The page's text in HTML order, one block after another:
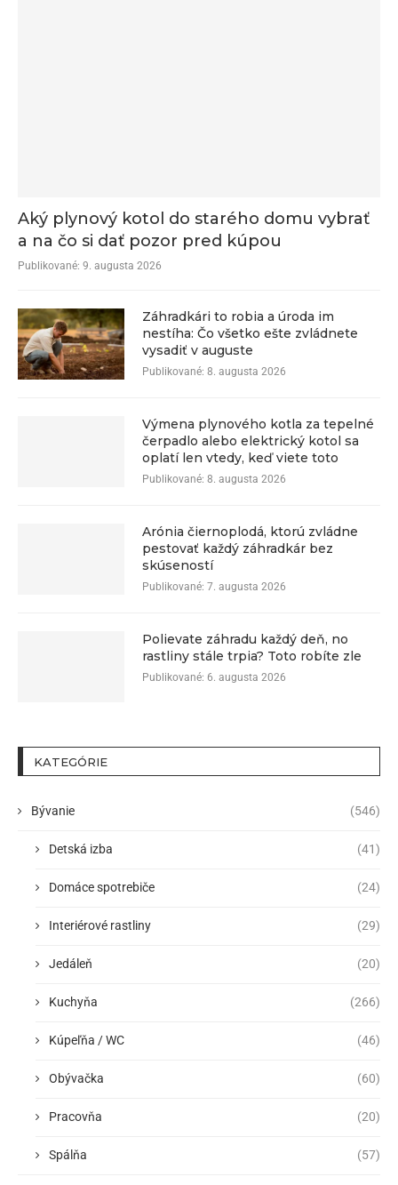
Aký plynový kotol do starého domu vybrať
a na čo si dať pozor pred kúpou
Publikované: 9. augusta 2026
Záhradkári to robia a úroda im
nestíha: Čo všetko ešte zvládnete
vysadiť v auguste
Publikované: 8. augusta 2026
Výmena plynového kotla za tepelné
čerpadlo alebo elektrický kotol sa
oplatí len vtedy, keď viete toto
Publikované: 8. augusta 2026
Arónia čiernoplodá, ktorú zvládne
pestovať každý záhradkár bez
skúseností
Publikované: 7. augusta 2026
Polievate záhradu každý deň, no
rastliny stále trpia? Toto robíte zle
Publikované: 6. augusta 2026
KATEGÓRIE
Bývanie (546)
Detská izba (41)
Domáce spotrebiče (24)
Interiérové rastliny (29)
Jedáleň (20)
Kuchyňa (266)
Kúpeľňa / WC (46)
Obývačka (60)
Pracovňa (20)
Spálňa (57)